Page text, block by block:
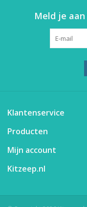
Meld je
Klantenservice
Producten
Mijn account
Kitzeep.nl